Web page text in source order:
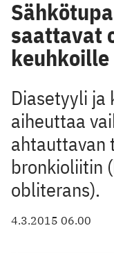
saattavat
keuhkoille
Diasetyyli ja
aiheuttaa
ahtauttavan
bronkioliitin
obliterans).
4.3.2015 06.00